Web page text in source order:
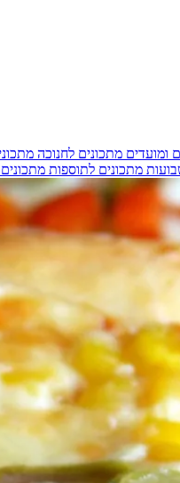
ומועדים מתכונים לחנוכה
מתכונים לתוספות